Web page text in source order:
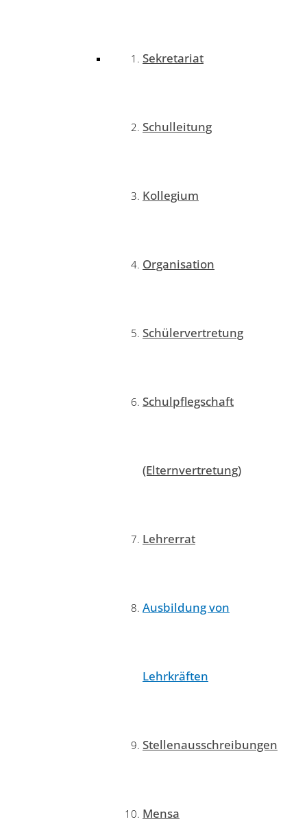
Sekretariat
Schulleitung
Kollegium
Organisation
Schülervertretung
Schulpflegschaft
(Elternvertretung)
Lehrerrat
Ausbildung von
Lehrkräften
Stellenausschreibungen
Mensa